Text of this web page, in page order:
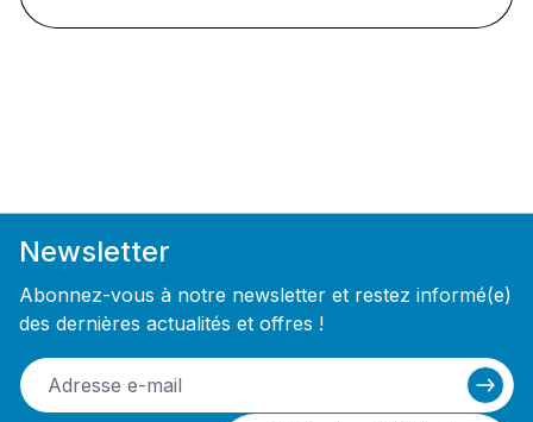
Newsletter
Abonnez-vous à notre newsletter et restez informé(e)
des dernières actualités et offres !